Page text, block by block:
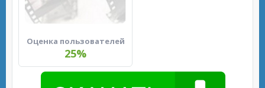
Оценка пользователей
25%